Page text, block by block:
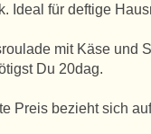
Ideal für deftige
mit Käse und
Du 20dag.
Preis bezieht sich